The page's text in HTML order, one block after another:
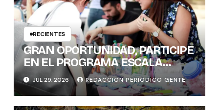
RECIENTES
GRAN OPORTUNIDAD, PARTICIPE
EN EL PROGRAMA ESCALA
PYME SOSTENIBLE
JUL 29, 2026 REDACCION PERIODICO GENTE